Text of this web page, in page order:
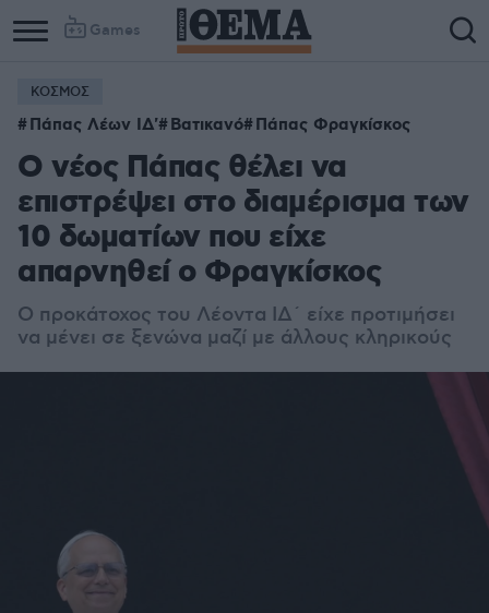
Games
ΚΟΣΜΟΣ
Πάπας Λέων ΙΔ' Βατικανό Πάπας Φραγκίσκος
Ο νέος Πάπας θέλει να
επιστρέψει στο διαμέρισμα των
10 δωματίων που είχε
απαρνηθεί ο Φραγκίσκος
Ο προκάτοχος του Λέοντα ΙΔ΄ είχε προτιμήσει
να μένει σε ξενώνα μαζί με άλλους κληρικούς